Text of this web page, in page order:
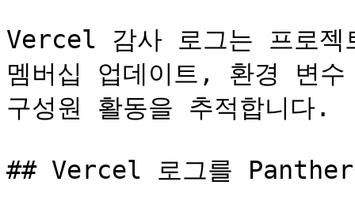
Vercel 감사 로그는 프로
멤버십 업데이트, 환경 변
구성원 활동을 추적합니다.
## Vercel 로그를 Panther